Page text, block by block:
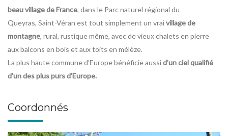
beau village de France, dans le Parc naturel régional du
Queyras, Saint-Véran est tout simplement un vraivillage de
montagne, rural, rustique même, avec de vieux chalets en pierre
aux balcons en bois et aux toits en mélèze.
La plus haute commune d’Europe bénéficie aussid’un ciel qualifié
d’un des plus purs d’Europe.
Coordonnés